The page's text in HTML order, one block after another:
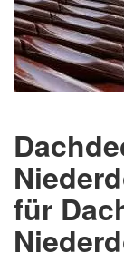
für